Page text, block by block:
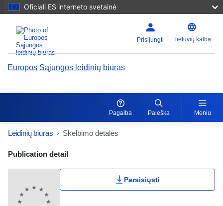
Oficiali ES interneto svetainė
Prisijungti lietuvių kalba
Europos Sąjungos leidinių biuras
Pagalba Paieška Meniu
Leidinių biuras Skelbimo detalės
Publication Detail Actions Portlet
Publication detail
Parsisiųsti